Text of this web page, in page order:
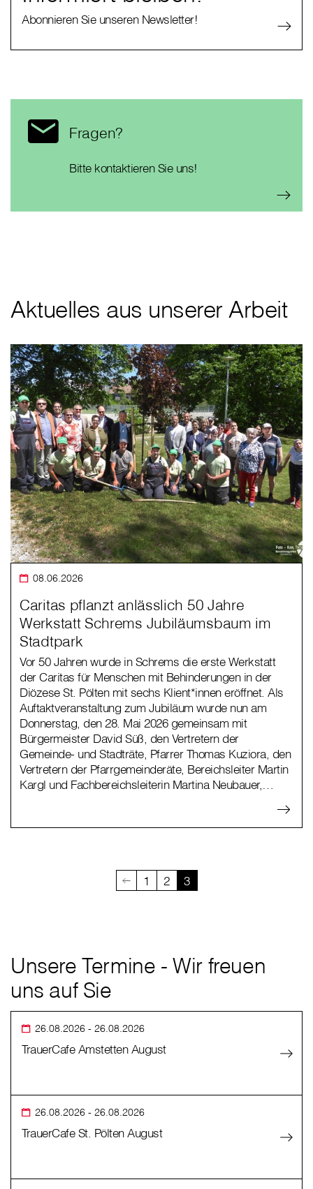
Abonnieren Sie unseren Newsletter!
Fragen?
Bitte kontaktieren Sie uns!
Aktuelles aus unserer Arbeit
08.06.2026
Caritas pflanzt anlässlich 50 Jahre
Werkstatt Schrems Jubiläumsbaum im
Stadtpark
Vor 50 Jahren wurde in Schrems die erste Werkstatt
der Caritas für Menschen mit Behinderungen in der
Diözese St. Pölten mit sechs Klient*innen eröffnet. Als
Auftaktveranstaltung zum Jubiläum wurde nun am
Donnerstag, den 28. Mai 2026 gemeinsam mit
Bürgermeister David Süß, den Vertretern der
Gemeinde- und Stadträte, Pfarrer Thomas Kuziora, den
Vertretern der Pfarrgemeinderäte, Bereichsleiter Martin
Kargl und Fachbereichsleiterin Martina Neubauer,…
1 2 3
Unsere Termine - Wir freuen
uns auf Sie
26.08.2026 - 26.08.2026
TrauerCafe Amstetten August
26.08.2026 - 26.08.2026
TrauerCafe St. Pölten August